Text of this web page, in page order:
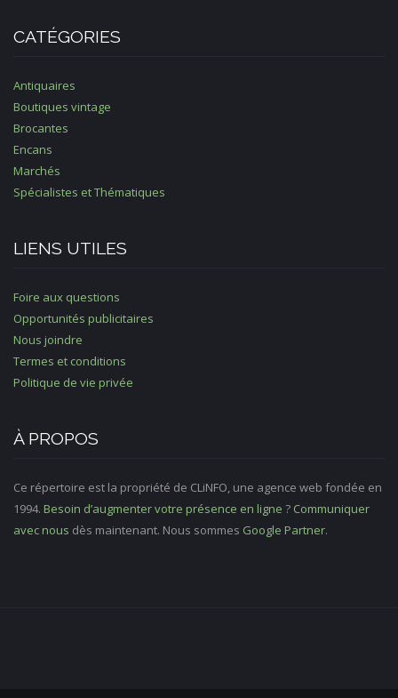
CATÉGORIES
Antiquaires
Boutiques vintage
Brocantes
Encans
Marchés
Spécialistes et Thématiques
LIENS UTILES
Foire aux questions
Opportunités publicitaires
Nous joindre
Termes et conditions
Politique de vie privée
À PROPOS
Ce répertoire est la propriété de CLiNFO, une agence web fondée en
1994. Besoin d’augmenter votre présence en ligne ? Communiquer
avec nous dès maintenant. Nous sommes Google Partner.